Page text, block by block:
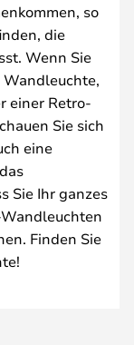
so
die
Wenn Sie
Wandleuchte,
einer Retro-
Sie sich
eine
Sie Ihr ganzes
Finden Sie